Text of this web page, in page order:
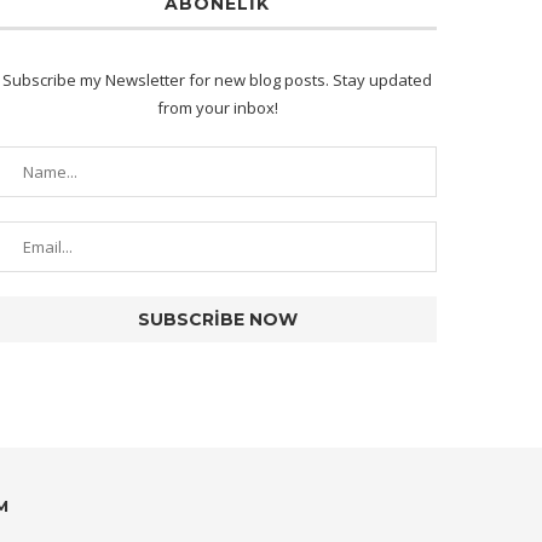
Subscribe my Newsletter for new blog posts. Stay updated
from your inbox!